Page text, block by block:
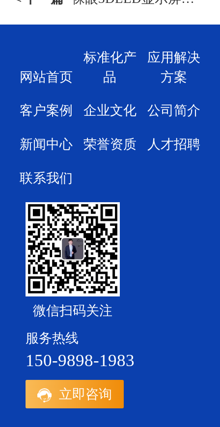
网站首页
标准化产
品
应用解决
方案
客户案例 企业文化 公司简介
新闻中心 荣誉资质 人才招聘
联系我们
微信扫码关注
服务热线
150-9898-1983
立即咨询